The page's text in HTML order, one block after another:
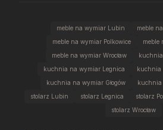
meble na wymiar Lubin
meble
meble na wymiar Polkowice
meble
meble na wymiar Wrocław
kuchnia na wymiar Legnica
kuchnia
kuchnia na wymiar Głogów
kuchnia
stolarz Lubin
stolarz Legnica stolarz
stolarz Wrocław